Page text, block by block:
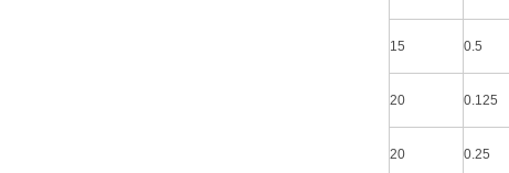
15 0.5
20 0.125
20 0.25